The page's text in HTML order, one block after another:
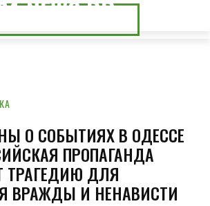
О СОБЫТИЯХ В ОДЕССЕ
ПРОПАГАНДА
ТРАГЕДИЮ ДЛЯ
ВРАЖДЫ И НЕНАВИСТИ